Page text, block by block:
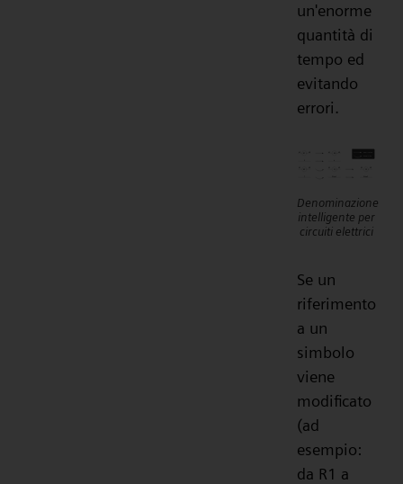
un'enorme
quantità di
tempo ed
evitando
errori.
Denominazione
intelligente per
circuiti elettrici
Se un
riferimento
a un
simbolo
viene
modificato
(ad
esempio:
da R1 a